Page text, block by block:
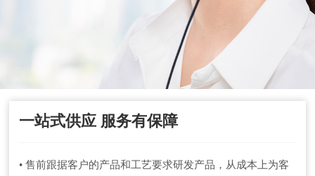
一站式供应 服务有保障
• 售前跟据客户的产品和工艺要求研发产品，从成本上为客